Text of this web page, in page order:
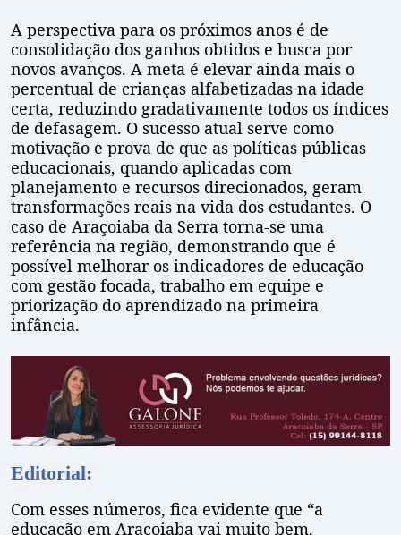
A perspectiva para os próximos anos é de
consolidação dos ganhos obtidos e busca por
novos avanços. A meta é elevar ainda mais o
percentual de crianças alfabetizadas na idade
certa, reduzindo gradativamente todos os índices
de defasagem. O sucesso atual serve como
motivação e prova de que as políticas públicas
educacionais, quando aplicadas com
planejamento e recursos direcionados, geram
transformações reais na vida dos estudantes. O
caso de Araçoiaba da Serra torna-se uma
referência na região, demonstrando que é
possível melhorar os indicadores de educação
com gestão focada, trabalho em equipe e
priorização do aprendizado na primeira
infância.
Editorial:
Com esses números, fica evidente que “a
educação em Araçoiaba vai muito bem,